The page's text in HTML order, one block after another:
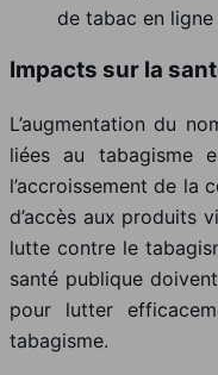
de tabac en
Impacts sur la
L’augmentation du
liées au tabagisme
l’accroissement de la
d’accès aux produits
lutte contre le
santé publique
pour lutter
tabagisme.